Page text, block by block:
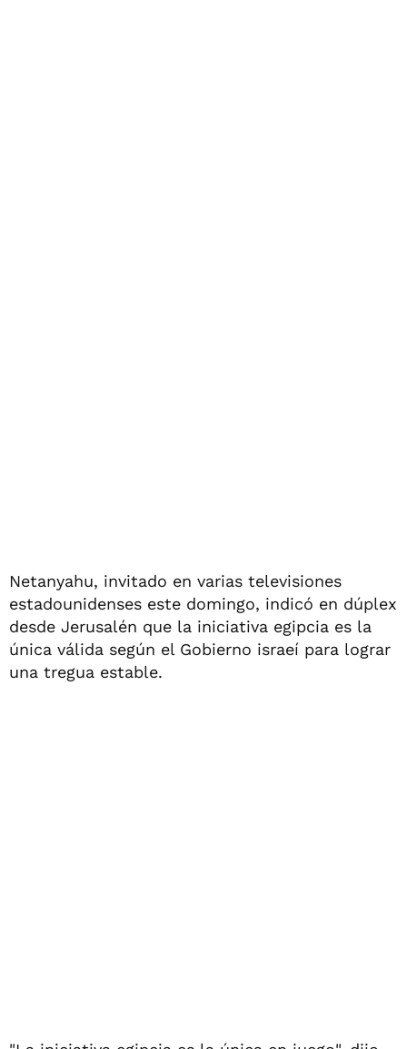
Netanyahu, invitado en varias televisiones
estadounidenses este domingo, indicó en dúplex
desde Jerusalén que la iniciativa egipcia es la
única válida según el Gobierno israeí para lograr
una tregua estable.